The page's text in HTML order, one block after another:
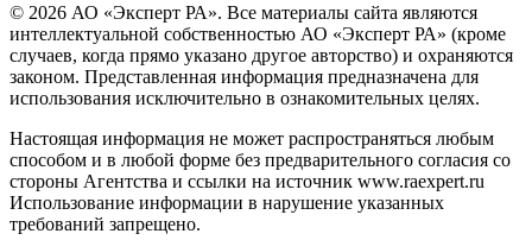
© 2026 АО «Эксперт РА». Все материалы сайта являются
интеллектуальной собственностью АО «Эксперт РА» (кроме
случаев, когда прямо указано другое авторство) и охраняются
законом. Представленная информация предназначена для
использования исключительно в ознакомительных целях.
Настоящая информация не может распространяться любым
способом и в любой форме без предварительного согласия со
стороны Агентства и ссылки на источник www.raexpert.ru
Использование информации в нарушение указанных
требований запрещено.